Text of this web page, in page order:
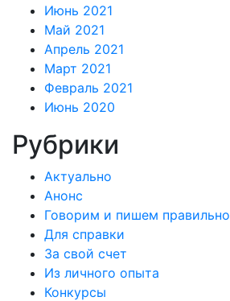
Июнь 2021
Май 2021
Апрель 2021
Март 2021
Февраль 2021
Июнь 2020
Рубрики
Актуально
Анонс
Говорим и пишем правильно
Для справки
За свой счет
Из личного опыта
Конкурсы